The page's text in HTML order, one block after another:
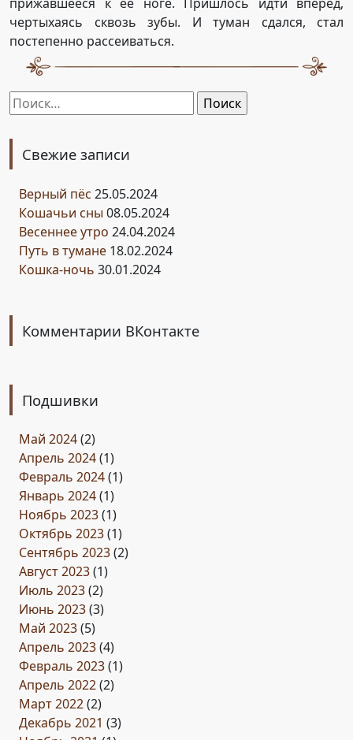
чертыхаясь сквозь зубы. И туман сдался, стал
постепенно рассеиваться.
Найти:
Свежие записи
Верный пёс 25.05.2024
Кошачьи сны 08.05.2024
Весеннее утро 24.04.2024
Путь в тумане 18.02.2024
Кошка-ночь 30.01.2024
Комментарии ВКонтакте
Подшивки
Май 2024(2)
Апрель 2024(1)
Февраль 2024(1)
Январь 2024(1)
Ноябрь 2023(1)
Октябрь 2023(1)
Сентябрь 2023(2)
Август 2023(1)
Июль 2023(2)
Июнь 2023(3)
Май 2023(5)
Апрель 2023(4)
Февраль 2023(1)
Апрель 2022(2)
Март 2022(2)
Декабрь 2021 (3)